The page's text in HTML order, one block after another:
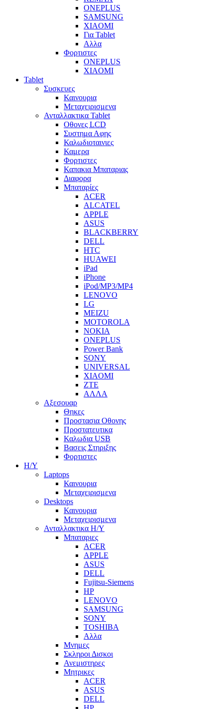
ONEPLUS
SAMSUNG
XIAOMI
Για Tablet
Αλλα
Φορτιστες
ONEPLUS
XIAOMI
Tablet
Συσκευες
Καινουρια
Μεταχειρισμενα
Ανταλλακτικα Tablet
Οθονες LCD
Συστημα Αφης
Καλωδιοταινιες
Καμερα
Φορτιστες
Καπακια Μπαταριας
Διαφορα
Μπαταρίες
ACER
ALCATEL
APPLE
ASUS
BLACKBERRY
DELL
HTC
HUAWEI
iPad
iPhone
iPod/MP3/MP4
LENOVO
LG
MEIZU
MOTOROLA
NOKIA
ONEPLUS
Power Bank
SONY
UNIVERSAL
XIAOMI
ZTE
ΑΛΛΑ
Αξεσουαρ
Θηκες
Προστασια Οθονης
Προστατευτικα
Καλωδια USB
Βασεις Στηριξης
Φορτιστες
Η/Υ
Laptops
Καινουρια
Μεταχειρισμενα
Desktops
Καινουρια
Μεταχειρισμενα
Ανταλλακτικα H/Y
Μπαταριες
ACER
APPLE
ASUS
DELL
Fujitsu-Siemens
HP
LENOVO
SAMSUNG
SONY
TOSHIBA
Αλλα
Μνημες
Σκληροι Δισκοι
Ανεμιστηρες
Μητρικες
ACER
ASUS
DELL